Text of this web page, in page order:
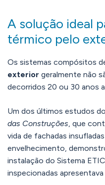
A solução ideal
térmico pelo
Os sistemas compósitos
exterior geralmente não
decorridos 20 ou 30 anos
Um dos últimos estudos do
das Construções, que
vida de fachadas
envelhecimento,
instalação do Sistema
inspecionadas apresentava